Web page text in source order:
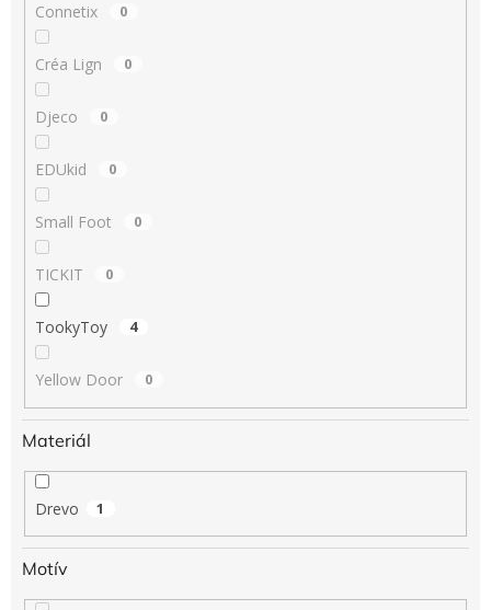
Connetix 0
Créa Lign 0
Djeco 0
EDUkid 0
Small Foot 0
TICKIT 0
TookyToy 4
Yellow Door 0
Materiál
Drevo 1
Motív